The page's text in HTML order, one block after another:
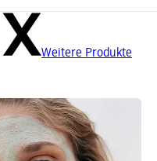
Weitere Produkte